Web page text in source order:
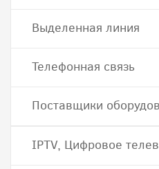
Выделенная линия
Телефонная связь
Поставщики
IPTV, Цифровое